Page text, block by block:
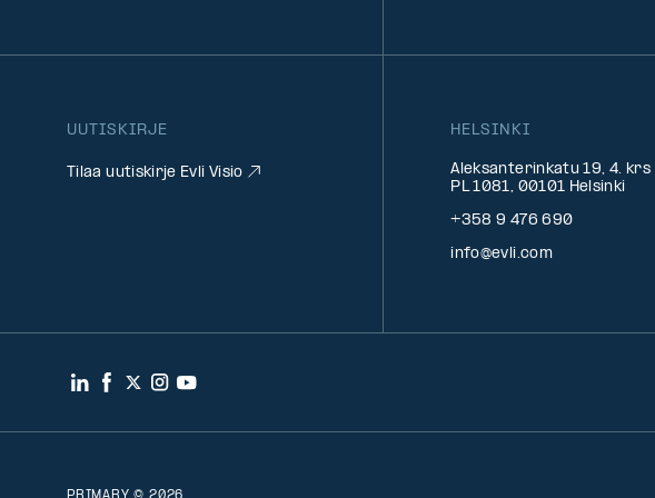
UUTISKIRJE
Tilaa uutiskirje Evli Visio
HELSINKI
Aleksanterinkatu 19, 4. krs
PL 1081, 00101 Helsinki
+358 9 476 690
info@evli.com
LinkedIn
Facebook
Twitter
Instagram
YouTube